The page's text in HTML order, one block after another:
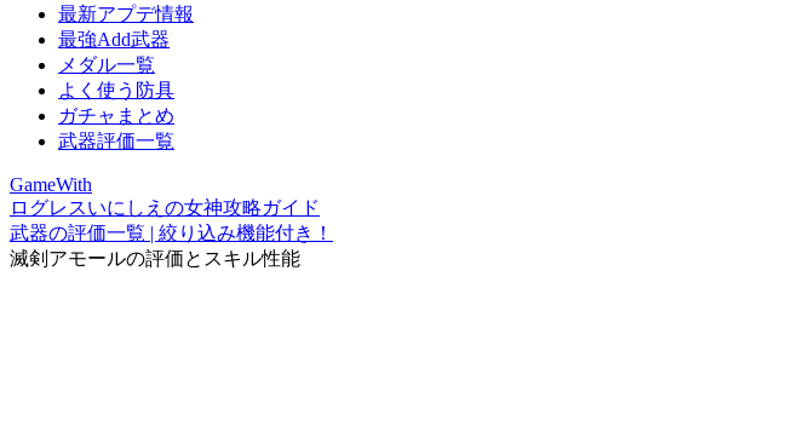
最新アプデ情報
最強Add武器
メダル一覧
よく使う防具
ガチャまとめ
武器評価一覧
GameWith
ログレスいにしえの女神攻略ガイド
武器の評価一覧 | 絞り込み機能付き！
滅剣アモールの評価とスキル性能